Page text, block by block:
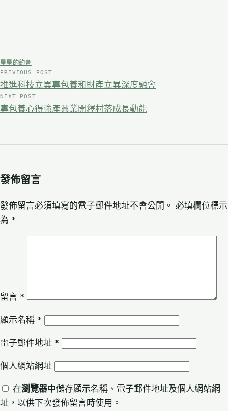
星星的約會
文
章
覽
PREVIOUS POST
推進科技立異專包養和財產立異深度融會
NEXT POST
專包養心得強產興業開釋村落成長動能
發佈留言
發佈留言必須填寫的電子郵件地址不會公開。 必填欄位標示
為 *
留言 *
顯示名稱 *
電子郵件地址 *
個人網站網址
在瀏覽器中儲存顯示名稱、電子郵件地址及個人網站網
址，以供下次發佈留言時使用。